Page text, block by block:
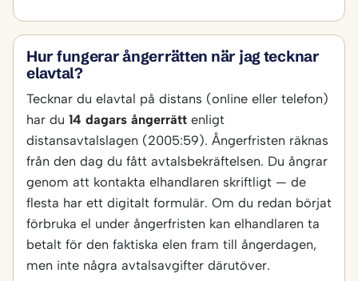
Hur fungerar ångerrätten när jag tecknar
elavtal?
Tecknar du elavtal på distans (online eller telefon)
har du 14 dagars ångerrätt enligt
distansavtalslagen (2005:59). Ångerfristen räknas
från den dag du fått avtalsbekräftelsen. Du ångrar
genom att kontakta elhandlaren skriftligt — de
flesta har ett digitalt formulär. Om du redan börjat
förbruka el under ångerfristen kan elhandlaren ta
betalt för den faktiska elen fram till ångerdagen,
men inte några avtalsavgifter därutöver.